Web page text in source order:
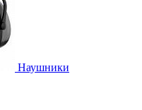
Наушники